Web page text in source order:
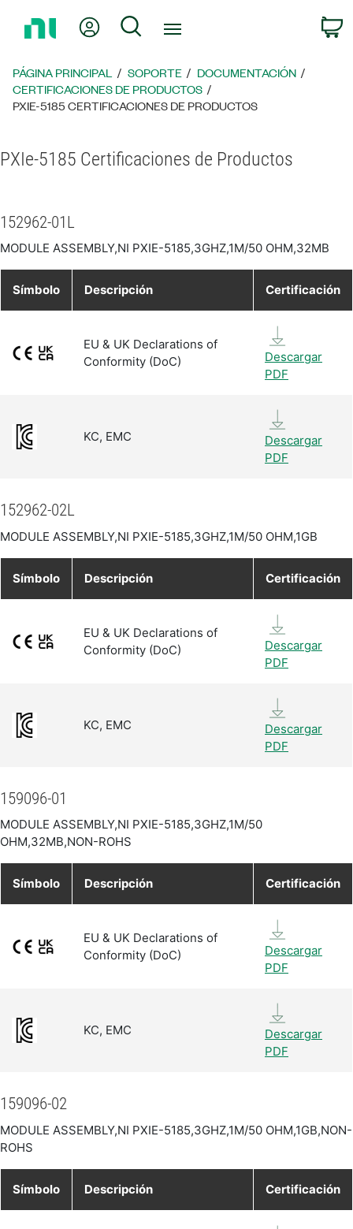
página
principal
Mi cuentaBúsqueda
PÁGINA PRINCIPAL SOPORTE
DOCUMENTACIÓN
CERTIFICACIONES DE PRODUCTOS
PXIE-5185 CERTIFICACIONES DE PRODUCTOS
PXIe-5185 Certificaciones de Productos
152962-01L
MODULE ASSEMBLY,NI PXIE-5185,3GHZ,1M/50 OHM,32MB
Símbolo Descripción Certificación
EU & UK Declarations of
Conformity (DoC)
Descargar
PDF
KC, EMC
Descargar
PDF
152962-02L
MODULE ASSEMBLY,NI PXIE-5185,3GHZ,1M/50 OHM,1GB
Símbolo Descripción Certificación
EU & UK Declarations of
Conformity (DoC)
Descargar
PDF
KC, EMC
Descargar
PDF
159096-01
MODULE ASSEMBLY,NI PXIE-5185,3GHZ,1M/50
OHM,32MB,NON-ROHS
Símbolo Descripción Certificación
EU & UK Declarations of
Conformity (DoC)
Descargar
PDF
KC, EMC
Descargar
PDF
159096-02
MODULE ASSEMBLY,NI PXIE-5185,3GHZ,1M/50 OHM,1GB,NON-
ROHS
Símbolo Descripción Certificación